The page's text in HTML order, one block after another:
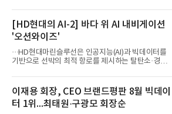
행 등으로 적용 범위를 넓혀 AI를 새로운 톡비즈 성장
축으로 만들겠다는 구상이다.정신아 카카오 대표는 6
일 열린 2분기 실적 발표 컨퍼런스콜에서 "AI는 톡비
즈 성장 재점화의 핵심이자 주요 매출원으로 자리 잡
을 것"이라며 이같은 AI 사업 전략을 공개했다. 카카
오는 이날 함께 발표한 2분기 연결 매출이 전년 동기
대비 9% 증가한 2조985억원, 영업이익은 36% 늘어
17% 증가하
[HD현대의 AI-2] 바다 위 AI 내비게이션
'오션와이즈'
···HD현대마린슬루선은 인공지능(AI)과 빅데이터를
기반으로 선박의 최적 항로를 제시하는 탈탄소·경제
장비 설치 없이 일고리즘 만으로 선박의 탄소 배출량
을 모니터링 및 예측하며, 연료 소비를 최소화하는 운
항 가이드라인을 제공한다.오션와이즈의 핵심 기능은
CI(탄소집약도지수) 실시간 관리 예측, 시 기반 최적
이재용 회장, CEO 브랜드평판 8월 빅데이
터 1위...최태원·구광모 회장순